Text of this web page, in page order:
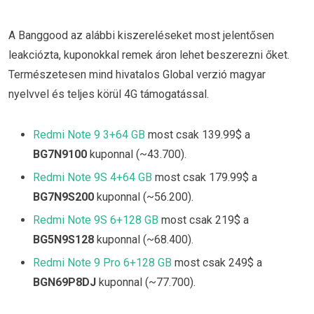
A Banggood az alábbi kiszereléseket most jelentősen
leakciózta, kuponokkal remek áron lehet beszerezni őket.
Természetesen mind hivatalos Global verzió magyar
nyelvvel és teljes körül 4G támogatással.
Redmi Note 9 3+64 GB most csak 139.99$ a
BG7N9100 kuponnal (~43.700).
Redmi Note 9S 4+64 GB most csak 179.99$ a
BG7N9S200 kuponnal (~56.200).
Redmi Note 9S 6+128 GB most csak 219$ a
BG5N9S128 kuponnal (~68.400).
Redmi Note 9 Pro 6+128 GB most csak 249$ a
BGN69P8DJ kuponnal (~77.700).